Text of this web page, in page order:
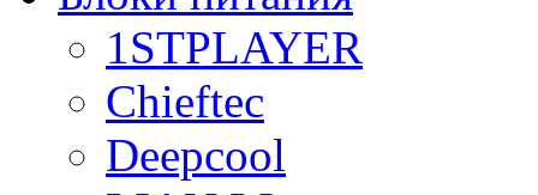
1STPLAYER
Chieftec
Deepcool